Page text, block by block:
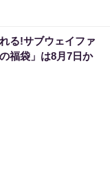
る!サブウェイファ
福袋」は8月7日か